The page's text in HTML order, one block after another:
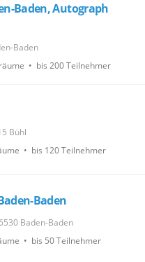
Baden, Autograph
Baden
• bis 200 Teilnehmer
Bühl
• bis 120 Teilnehmer
Baden
Baden-Baden
• bis 50 Teilnehmer